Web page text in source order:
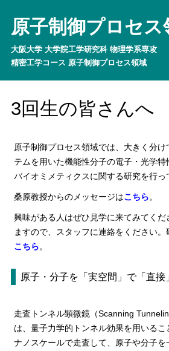
原子制御プロセス
大阪大学 大学院工学研究科 物理学系専攻
精密工学コース 原子制御プロセス領域
3回生の皆さんへ
原子制御プロセス領域では、大きく分
テムを用いた機能性分子の電子・光学特
バイオミメティクスに関する研究を行っ
桑原教授からのメッセージはこちら。
興味がある人はぜひ見学に来てみてくだ
ますので、スタッフに連絡をください
こちら。
原子・分子を「実空間」で「直接
走査トンネル顕微鏡（Scanning
は、量子力学的トンネル効果を用いる
ナノスケールで走査して、原子や分子を